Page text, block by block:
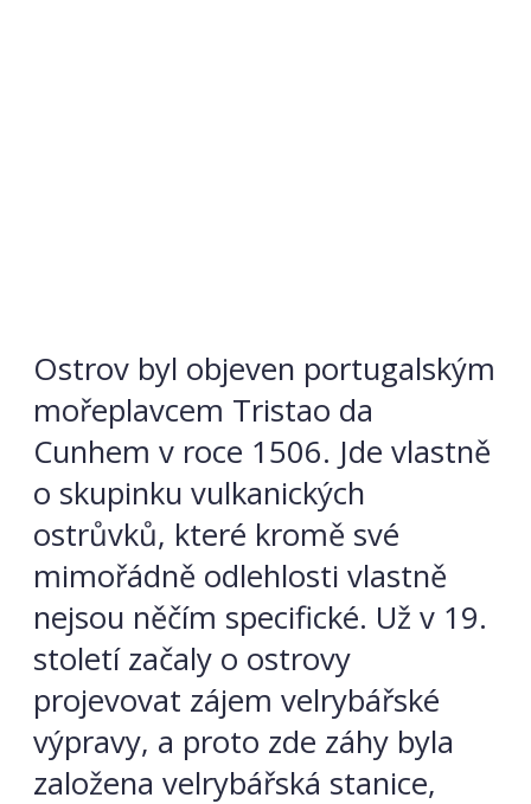
Ostrov byl objeven portugalským
mořeplavcem Tristao da
Cunhem v roce 1506. Jde vlastně
o skupinku vulkanických
ostrůvků, které kromě své
mimořádně odlehlosti vlastně
nejsou něčím specifické. Už v 19.
století začaly o ostrovy
projevovat zájem velrybářské
výpravy, a proto zde záhy byla
založena velrybářská stanice,